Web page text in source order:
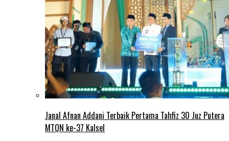
Janal Afnan Addani Terbaik Pertama Tahfiz 30 Juz Putera
MTQN ke-37 Kalsel